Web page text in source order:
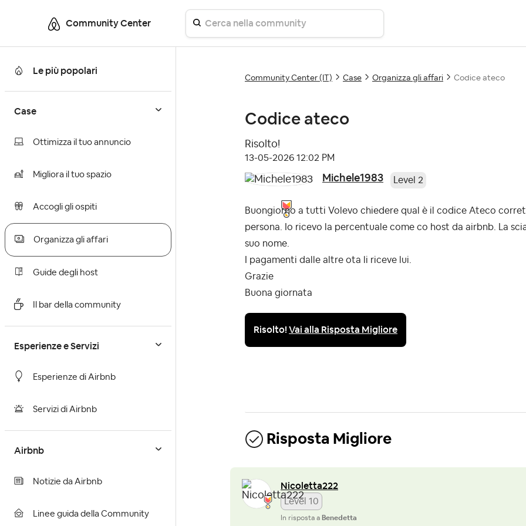
Community Center
Le più popolari
Case
Ottimizza il tuo annuncio
Migliora il tuo spazio
Accogli gli ospiti
Organizza gli affari
Guide degli host
Il bar della community
Esperienze e Servizi
Esperienze di Airbnb
Servizi di Airbnb
Airbnb
Notizie da Airbnb
Linee guida della Community
Community Center (IT) Case Organizza gli affari Codice ateco
Codice ateco
Risolto!
‎13-05-2026 12:02 PM
Michele1983 Level 2
Buongiorno a tutti Volevo chiedere qual è il codice Ateco
persona. Io ricevo la percentuale come co host da airbnb. La
suo nome.
I pagamenti dalle altre ota li riceve lui.
Grazie
Buona giornata
Risolto!Vai alla Risposta Migliore
Risposta Migliore
Nicoletta222
Level 10
In risposta a Benedetta